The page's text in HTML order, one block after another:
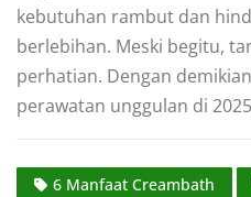
kebutuhan rambut dan
berlebihan. Meski begitu,
perhatian. Dengan
perawatan unggulan di
6 Manfaat Creambath